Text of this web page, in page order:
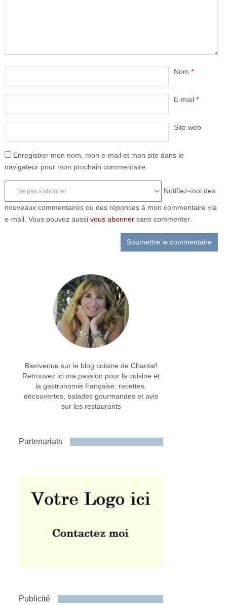
Nom *
E-mail *
Site web
Enregistrer mon nom, mon e-mail et mon site dans le
navigateur pour mon prochain commentaire.
Notifiez-moi des
nouveaux commentaires ou des réponses à mon commentaire via
e-mail. Vous pouvez aussi vous abonnersans commenter.
Bienvenue sur le blog cuisine de Chantal!
Retrouvez ici ma passion pour la cuisine et
la gastronomie française: recettes,
découvertes, balades gourmandes et avis
sur les restaurants
Partenariats
Publicité